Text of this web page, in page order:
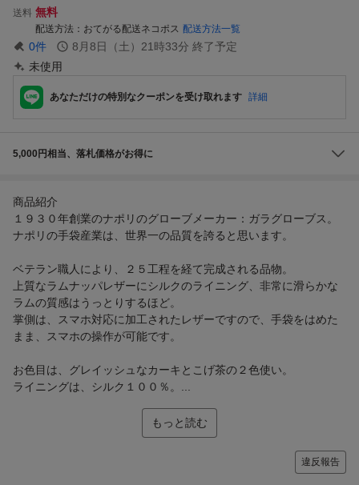
送料 無料
配送方法 おてがる配送ネコポス 配送方法一覧
0件 8月8日（土）21時33分 終了予定
未使用
あなただけの特別なクーポンを受け取れます 詳細
5,000円相当、落札価格がお得に
商品紹介
１９３０年創業のナポリのグローブメーカー：ガラグローブス。
ナポリの手袋産業は、世界一の品質を誇ると思います。
ベテラン職人により、２５工程を経て完成される品物。
上質なラムナッパレザーにシルクのライニング、非常に滑らかな
ラムの質感はうっとりするほど。
掌側は、スマホ対応に加工されたレザーですので、手袋をはめた
まま、スマホの操作が可能です。
お色目は、グレイッシュなカーキとこげ茶の２色使い。
ライニングは、シルク１００％。...
もっと読む
違反報告